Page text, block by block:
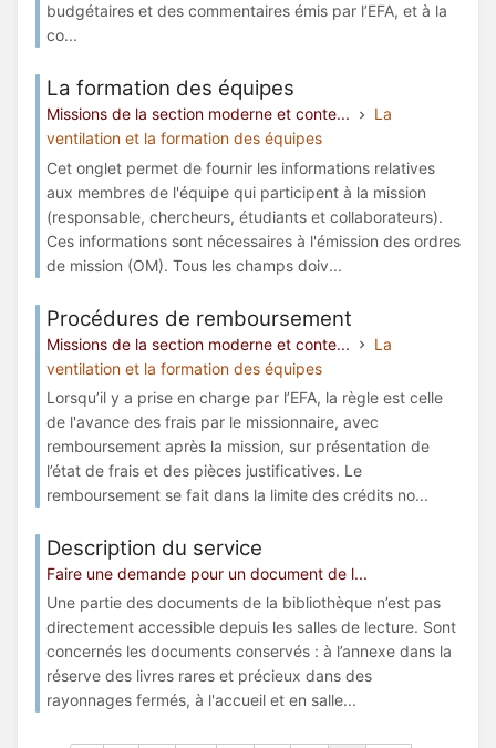
budgétaires et des commentaires émis par l’EFA, et à la
co...
La formation des équipes
Missions de la section moderne et conte...
La
ventilation et la formation des équipes
Cet onglet permet de fournir les informations relatives
aux membres de l'équipe qui participent à la mission
(responsable, chercheurs, étudiants et collaborateurs).
Ces informations sont nécessaires à l'émission des ordres
de mission (OM). Tous les champs doiv...
Procédures de remboursement
Missions de la section moderne et conte...
La
ventilation et la formation des équipes
Lorsqu’il y a prise en charge par l’EFA, la règle est celle
de l'avance des frais par le missionnaire, avec
remboursement après la mission, sur présentation de
l’état de frais et des pièces justificatives. Le
remboursement se fait dans la limite des crédits no...
Description du service
Faire une demande pour un document de l...
Une partie des documents de la bibliothèque n’est pas
directement accessible depuis les salles de lecture. Sont
concernés les documents conservés : à l’annexe dans la
réserve des livres rares et précieux dans des
rayonnages fermés, à l'accueil et en salle...